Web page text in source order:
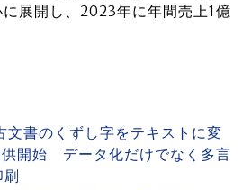
展開し、2023年に年間売上1億
文書のくずし字をテキストに変
開始 データ化だけでなく多言